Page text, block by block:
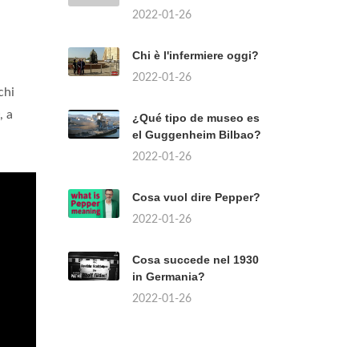
a
2022-01-26
Chi è l'infermiere oggi?
2022-01-26
¿Qué tipo de museo es
el Guggenheim Bilbao?
2022-01-26
Cosa vuol dire Pepper?
2022-01-26
Cosa succede nel 1930
in Germania?
2022-01-26